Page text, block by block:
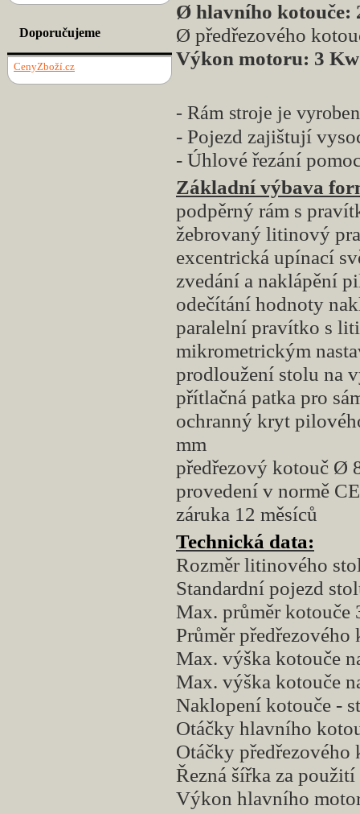
Doporučujeme
CenyZboží.cz
Ø hlavního kotouče:
Ø předřezového
Výkon motoru: 3 Kw
- Rám stroje je
- Pojezd zajištují
- Úhlové řezání
Základní výbava
podpěrný rám s
žebrovaný litinový
excentrická upínací
zvedání a naklápění
odečítání hodnoty
paralelní pravítko s
mikrometrickým
prodloužení stolu na
přítlačná patka pro
ochranný kryt
mm
předřezový kotouč Ø
provedení v normě CE
záruka 12 měsíců
Technická data:
Rozměr litinového
Standardní pojezd
Max. průměr kotouče
Průměr předřezového
Max. výška kotouče
Max. výška kotouče
Naklopení kotouče -
Otáčky hlavního
Otáčky předřezového
Řezná šířka za
Výkon hlavního